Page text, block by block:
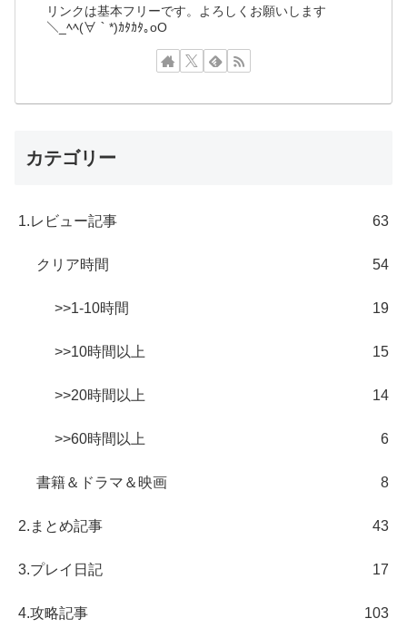
リンクは基本フリーです。よろしくお願いします
＼_ﾍﾍ(∀｀*)ｶﾀｶﾀ｡oO
カテゴリー
1.レビュー記事 63
クリア時間 54
>>1-10時間 19
>>10時間以上 15
>>20時間以上 14
>>60時間以上 6
書籍＆ドラマ＆映画 8
2.まとめ記事 43
3.プレイ日記 17
4.攻略記事 103